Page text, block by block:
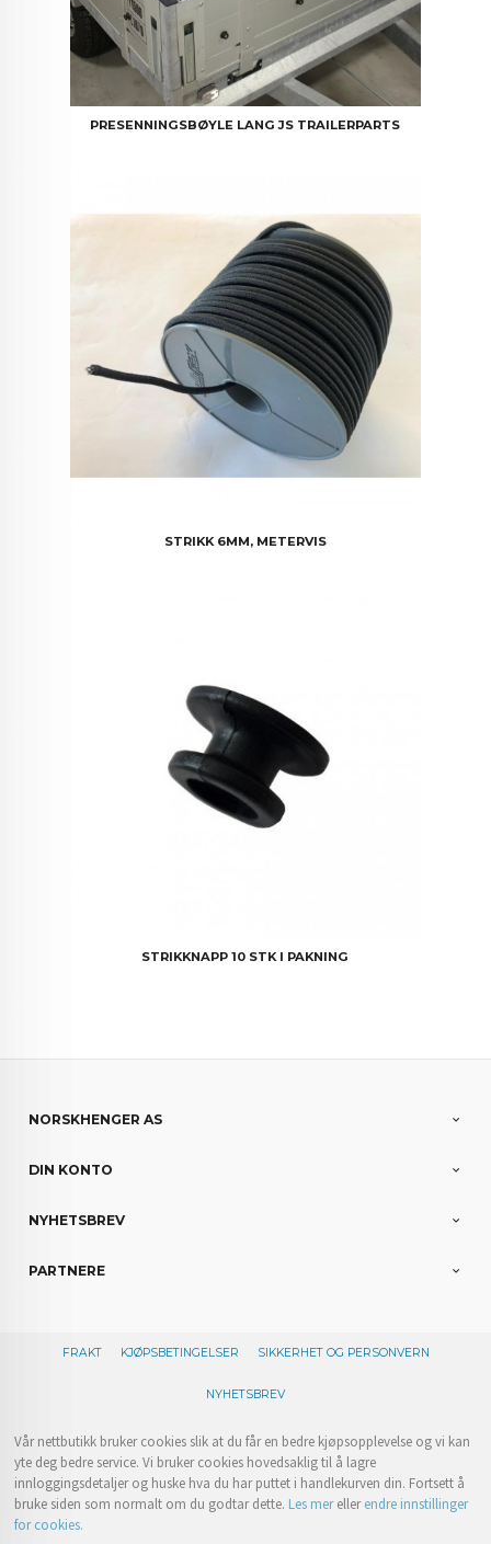
PRESENNINGSBØYLE LANG JS TRAILERPARTS
STRIKK 6MM, METERVIS
STRIKKNAPP 10 STK I PAKNING
NORSKHENGER AS
DIN KONTO
NYHETSBREV
PARTNERE
FRAKT KJØPSBETINGELSER SIKKERHET OG PERSONVERN
NYHETSBREV
Vår nettbutikk bruker cookies slik at du får en bedre kjøpsopplevelse og vi kan
yte deg bedre service. Vi bruker cookies hovedsaklig til å lagre
innloggingsdetaljer og huske hva du har puttet i handlekurven din. Fortsett å
bruke siden som normalt om du godtar dette. Les merellerendre innstillinger
for cookies.